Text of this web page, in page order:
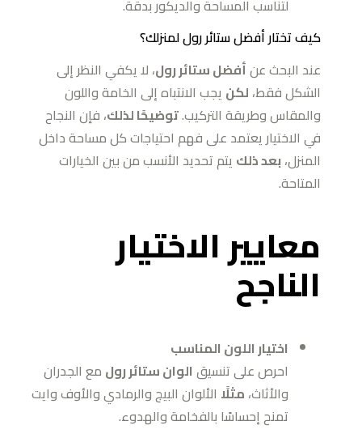
لتناسب المساحة والديكور بدقة.
كيف تختار أفضل ستائر رول لمنزلك؟
عند البحث عنأفضل ستائر رول، لا يكفي النظر إلى
الشكل فقط، لكن يجب الانتباه إلى الخامة واللون
والمقاس وطريقة التركيب.توضيحًا لذلك، فإن النجاح
في الاختيار يعتمد على فهم احتياجات كل مساحة داخل
المنزل، بعد ذلك يتم تحديد الأنسب من بين الخيارات
المتاحة.
معايير الاختيار
الناجح
اختيار اللون المناسب
احرص على تنسيق الوان ستائر رول مع الجدران
والأثاث، مثلًا الألوان البيج والرمادي والأوف وايت
تمنح إحساسًا بالفخامة والهدوء.